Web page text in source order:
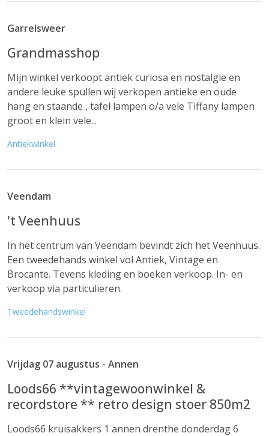
Garrelsweer
Grandmasshop
Mijn winkel verkoopt antiek curiosa en nostalgie en
andere leuke spullen wij verkopen antieke en oude
hang en staande , tafel lampen o/a vele Tiffany lampen
groot en klein vele...
Antiekwinkel
Veendam
't Veenhuus
In het centrum van Veendam bevindt zich het Veenhuus.
Een tweedehands winkel vol Antiek, Vintage en
Brocante. Tevens kleding en boeken verkoop. In- en
verkoop via particulieren.
Tweedehandswinkel
Vrijdag 07 augustus - Annen
Loods66 **vintagewoonwinkel &
recordstore ** retro design stoer 850m2
Loods66 kruisakkers 1 annen drenthe donderdag 6